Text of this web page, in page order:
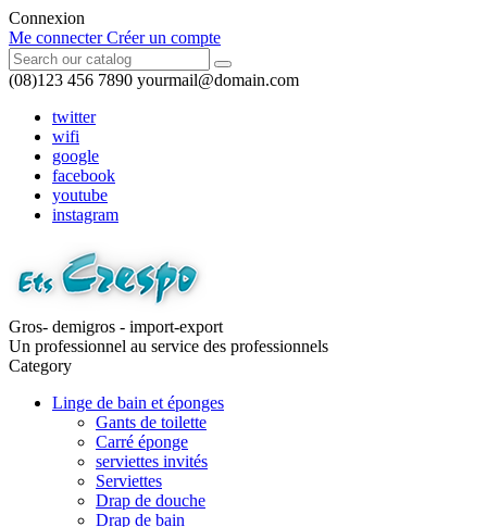
Connexion
Me connecter Créer un compte
(08)123 456 7890 yourmail@domain.com
twitter
wifi
google
facebook
youtube
instagram
Gros- demigros - import-export
Un professionnel au service des professionnels
Category
Linge de bain et éponges
Gants de toilette
Carré éponge
serviettes invités
Serviettes
Drap de douche
Drap de bain